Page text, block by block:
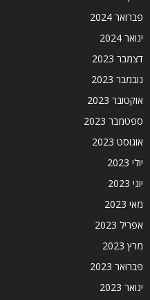
פברואר 2024
ינואר 2024
דצמבר 2023
נובמבר 2023
אוקטובר 2023
ספטמבר 2023
אוגוסט 2023
יולי 2023
יוני 2023
מאי 2023
אפריל 2023
מרץ 2023
פברואר 2023
ינואר 2023